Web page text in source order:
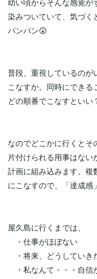
染みついていて、気づく
パンパン😲
普段、重視しているのが
こなすか。同時にできる
どの順番でこなすといい
なのでどこかに行くとそ
片付けられる用事はない
計画に組み込みます。複
にこなすので、「達成感
屋久島に行くまでは、
・仕事がほぼない
・将来、どうしていき
・私なんて・・・自信